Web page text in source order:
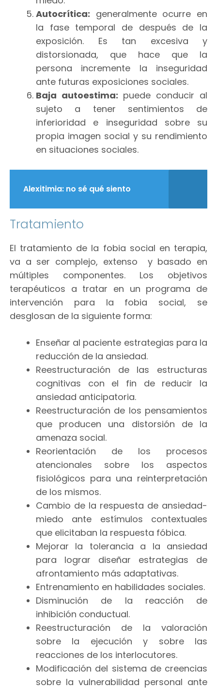
Autocrítica: generalmente ocurre en
la fase temporal de después de la
exposición. Es tan excesiva y
distorsionada, que hace que la
persona incremente la inseguridad
ante futuras exposiciones sociales.
Baja autoestima: puede conducir al
sujeto a tener sentimientos de
inferioridad e inseguridad sobre su
propia imagen social y su rendimiento
en situaciones sociales.
Alexitimia: no sé qué siento
Tratamiento
El tratamiento de la fobia social en terapia,
va a ser complejo, extenso y basado en
múltiples componentes. Los objetivos
terapéuticos a tratar en un programa de
intervención para la fobia social, se
desglosan de la siguiente forma:
Enseñar al paciente estrategias para la
reducción de la ansiedad.
Reestructuración de las estructuras
cognitivas con el fin de reducir la
ansiedad anticipatoria.
Reestructuración de los pensamientos
que producen una distorsión de la
amenaza social.
Reorientación de los procesos
atencionales sobre los aspectos
fisiológicos para una reinterpretación
de los mismos.
Cambio de la respuesta de ansiedad-
miedo ante estímulos contextuales
que elicitaban la respuesta fóbica.
Mejorar la tolerancia a la ansiedad
para lograr diseñar estrategias de
afrontamiento más adaptativas.
Entrenamiento en habilidades sociales.
Disminución de la reacción de
inhibición conductual.
Reestructuración de la valoración
sobre la ejecución y sobre las
reacciones de los interlocutores.
Modificación del sistema de creencias
sobre la vulnerabilidad personal ante